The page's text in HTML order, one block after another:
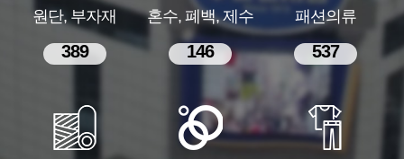
원단, 부자재
389
혼수, 폐백, 제수
146
패션의류
537